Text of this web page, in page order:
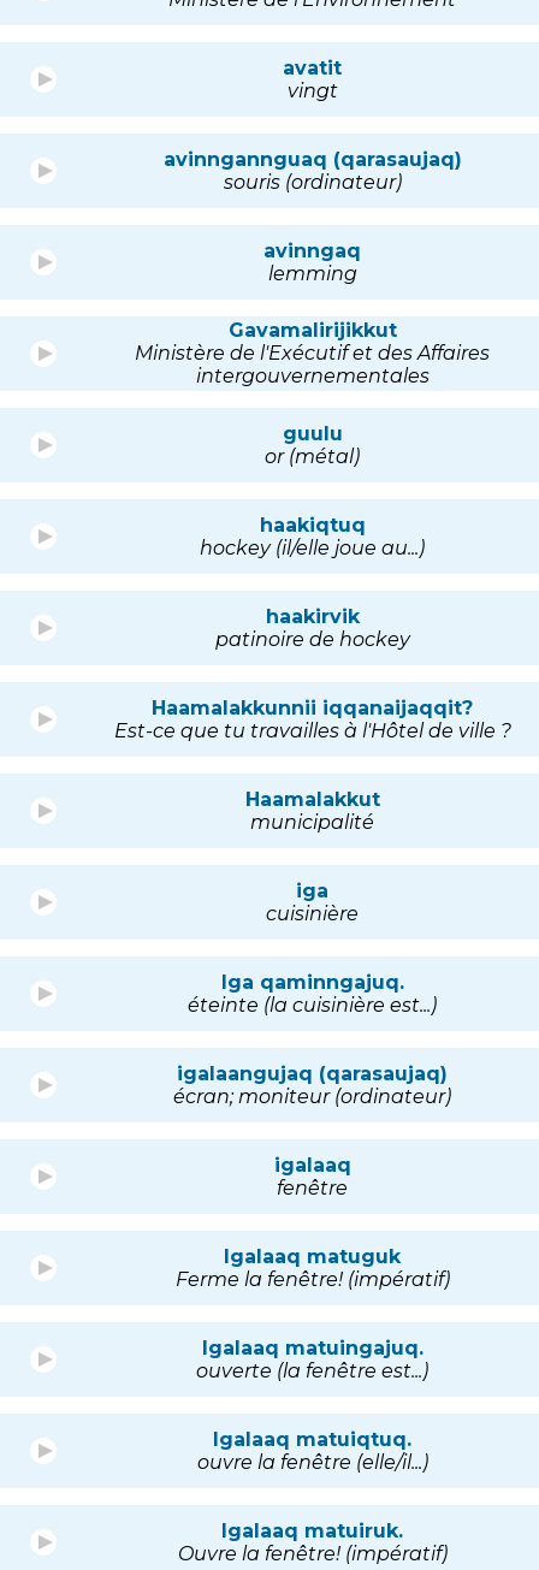
avatit
vingt
avinngannguaq (qarasaujaq)
souris (ordinateur)
avinngaq
lemming
Gavamalirijikkut
Ministère de l'Exécutif et des Affaires
intergouvernementales
guulu
or (métal)
haakiqtuq
hockey (il/elle joue au...)
haakirvik
patinoire de hockey
Haamalakkunnii iqqanaijaqqit?
Est-ce que tu travailles à l'Hôtel de ville ?
Haamalakkut
municipalité
iga
cuisinière
Iga qaminngajuq.
éteinte (la cuisinière est...)
igalaangujaq (qarasaujaq)
écran; moniteur (ordinateur)
igalaaq
fenêtre
Igalaaq matuguk
Ferme la fenêtre! (impératif)
Igalaaq matuingajuq.
ouverte (la fenêtre est...)
Igalaaq matuiqtuq.
ouvre la fenêtre (elle/il...)
Igalaaq matuiruk.
Ouvre la fenêtre! (impératif)